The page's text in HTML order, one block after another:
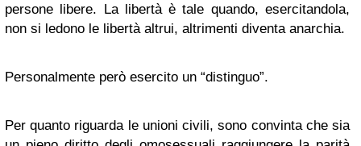
persone libere. La libertà è tale quando, esercitandola,
non si ledono le libertà altrui, altrimenti diventa anarchia.
Personalmente però esercito un “distinguo”.
Per quanto riguarda le unioni civili, sono convinta che sia